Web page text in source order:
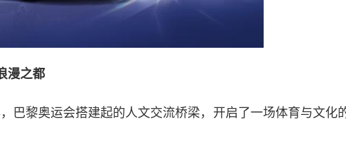
漫之都
黎奥运会搭建起的人文交流桥梁，开启了一场体育与文化